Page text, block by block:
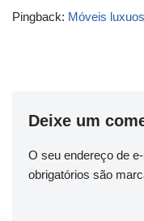
Pingback: Móveis
Deixe um
O seu endereço de
obrigatórios são